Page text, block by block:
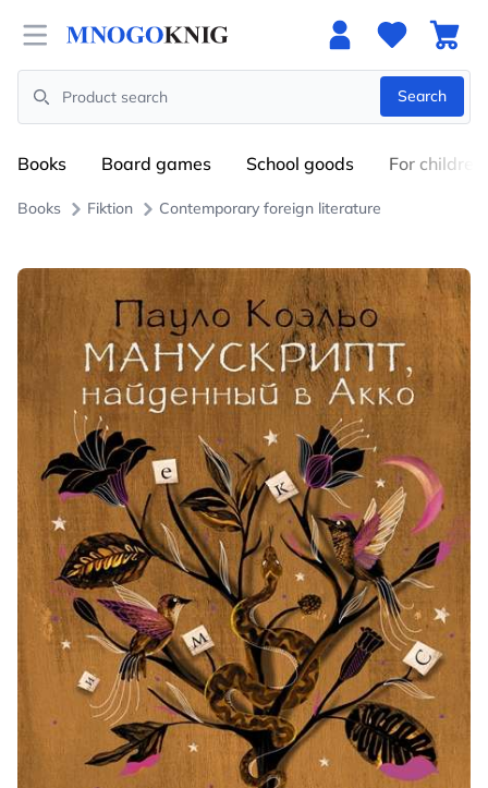
Open menu
Search
Search
Books Board games School goods For children
Books Fiktion Contemporary foreign literature